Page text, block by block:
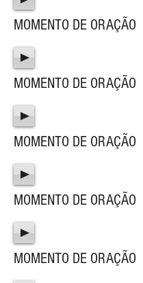
MOMENTO DE
MOMENTO DE
MOMENTO DE
MOMENTO DE
MOMENTO DE